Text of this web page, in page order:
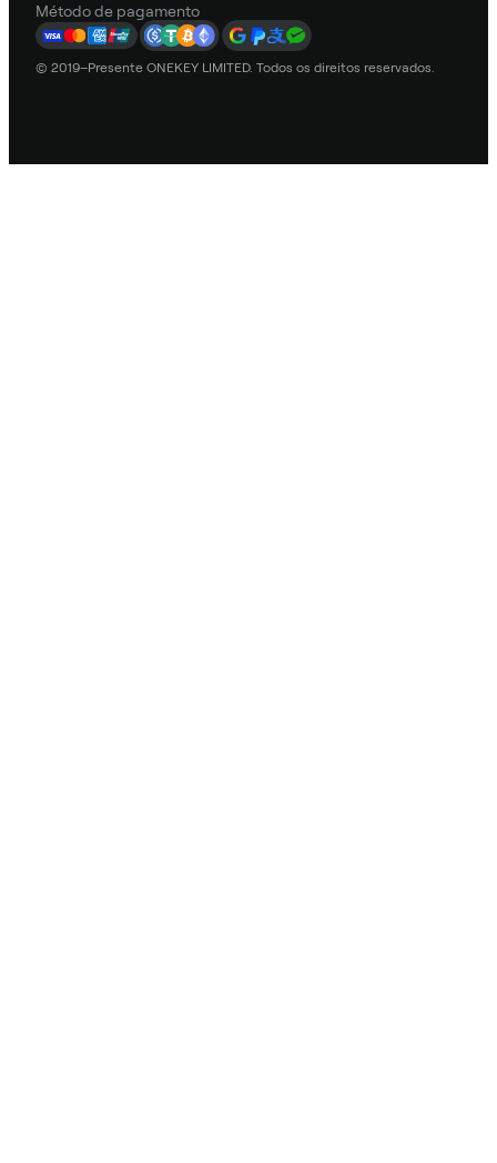
Método de pagamento
© 2019–Presente ONEKEY LIMITED. Todos os direitos reservados.